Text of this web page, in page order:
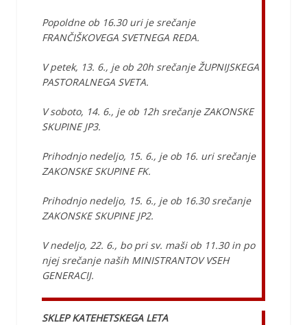
Popoldne ob 16.30 uri je srečanje
FRANČIŠKOVEGA SVETNEGA REDA.
V petek, 13. 6., je ob 20h srečanje ŽUPNIJSKEGA
PASTORALNEGA SVETA.
V soboto, 14. 6., je ob 12h srečanje ZAKONSKE
SKUPINE JP3.
Prihodnjo nedeljo, 15. 6., je ob 16. uri srečanje
ZAKONSKE SKUPINE FK.
Prihodnjo nedeljo, 15. 6., je ob 16.30 srečanje
ZAKONSKE SKUPINE JP2.
V nedeljo, 22. 6., bo pri sv. maši ob 11.30 in po
njej srečanje naših MINISTRANTOV VSEH
GENERACIJ.
SKLEP KATEHETSKEGA LETA